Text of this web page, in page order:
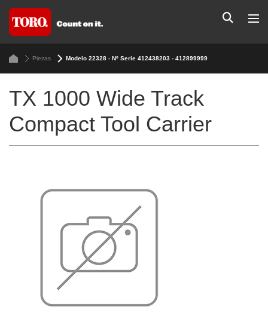
Piezas Modelo 22328 - Nº Serie 412438203 - 412899999
TX 1000 Wide Track
Compact Tool Carrier